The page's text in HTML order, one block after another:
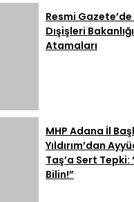
Resmi Gazete’de
Dışişleri
Atamaları
MHP Adana İl
Yıldırım’dan
Taş’a Sert
Bilin!”